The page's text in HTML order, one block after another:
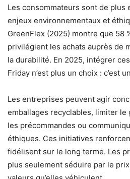
Les consommateurs sont de plus
enjeux environnementaux et
GreenFlex (2025) montre que 58
privilégient les achats auprès de
la durabilité. En 2025, intégrer
Friday n’est plus un choix : c’est
Les entreprises peuvent agir
emballages recyclables, limiter le
les précommandes ou
éthiques. Ces initiatives
fidélisent sur le long terme. Les
plus seulement séduire par le